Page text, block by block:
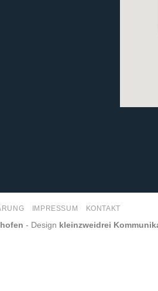
IMPRESSUM KONTAKT
- Design kleinzweidrei